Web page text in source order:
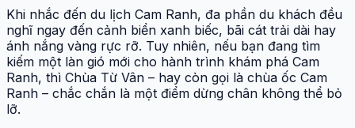
Khi nhắc đến du lịch Cam Ranh, đa phần du khách đều
nghĩ ngay đến cảnh biển xanh biếc, bãi cát trải dài hay
ánh nắng vàng rực rỡ. Tuy nhiên, nếu bạn đang tìm
kiếm một làn gió mới cho hành trình khám phá Cam
Ranh, thì Chùa Từ Vân – hay còn gọi là chùa ốc Cam
Ranh – chắc chắn là một điểm dừng chân không thể bỏ
lỡ.